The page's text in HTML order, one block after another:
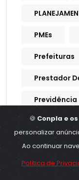
PMEs
Prefeituras
Prestador
Previdência
Previdência
Previdencia
Processo
🍪 Conpla e
personalizar
Ao continuar
Política de